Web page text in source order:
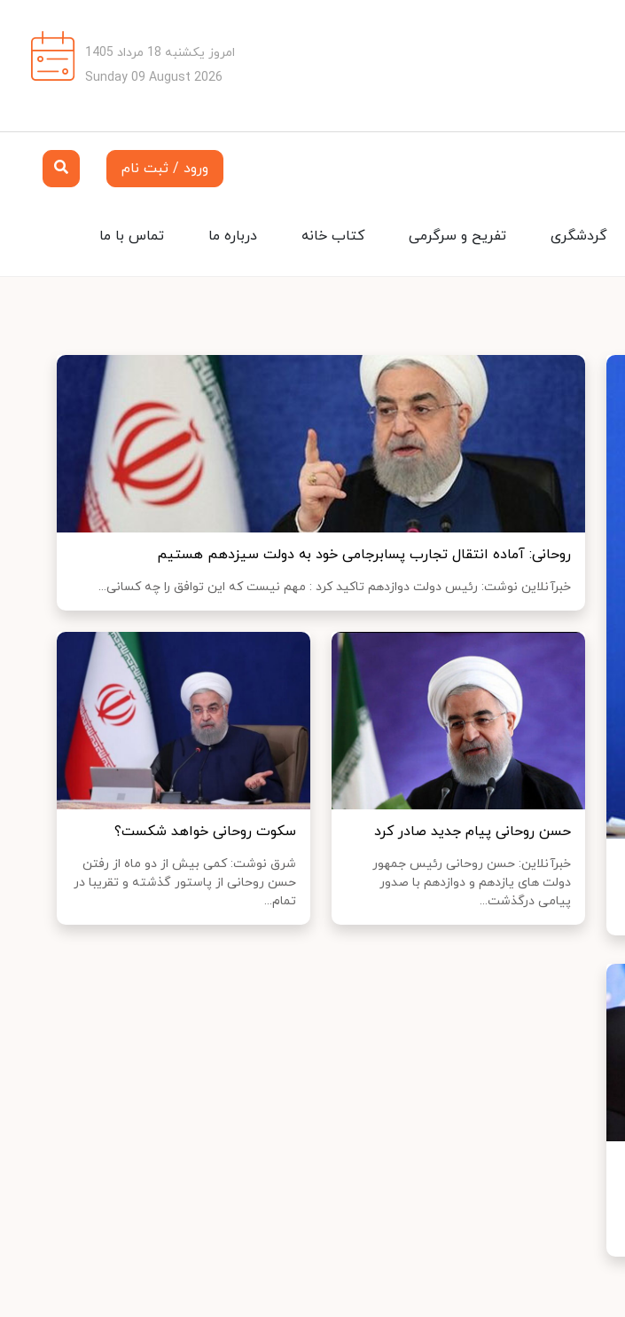
امروز یکشنبه 18 مرداد 1405
Sunday 09 August 2026
ورود / ثبت نام
تماس با ما درباره ما کتاب خانه تفریح و سرگرمی گردشگری
روحانی: آماده انتقال تجارب پسابرجامی خود به دولت سیزدهم هستیم
خبرآنلاین نوشت: رئیس دولت دوازدهم تاکید کرد : مهم نیست که این توافق را چه کسانی...
حسن روحانی پیام جدید صادر کرد
خبرآنلاین: حسن روحانی رئیس جمهور
دولت های یازدهم و دوازدهم با صدور
پیامی درگذشت...
سکوت روحانی خواهد شکست؟
شرق نوشت: کمی بیش از دو ماه از رفتن
حسن روحانی از پاستور گذشته و تقریبا در
تمام...